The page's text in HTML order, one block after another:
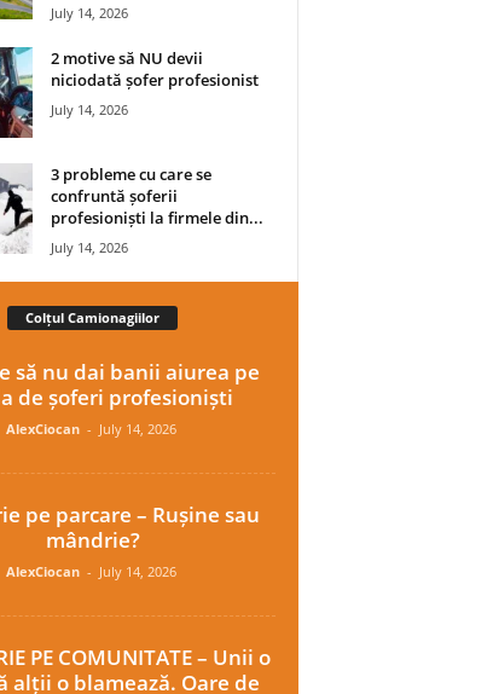
July 14, 2026
2 motive să NU devii
niciodată șofer profesionist
July 14, 2026
3 probleme cu care se
confruntă șoferii
profesioniști la firmele din...
July 14, 2026
Colțul Camionagiilor
să nu dai banii aiurea pe
de șoferi profesioniști
AlexCiocan - July 14, 2026
pe parcare – Rușine sau
mândrie?
AlexCiocan - July 14, 2026
PE COMUNITATE – Unii o
alții o blamează. Oare de